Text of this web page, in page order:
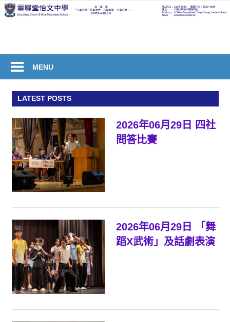
Skip
Ling
Liang
Church
Wun
Secondary
School
MENU
LATEST POSTS
2026年06月29日 四社
問答比賽
2026年06月29日 「舞
蹈X武術」及話劇表演